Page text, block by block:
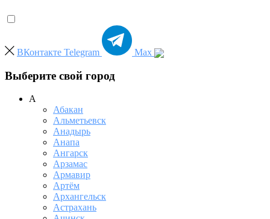
ВКонтакте Telegram Max
Выберите свой город
А
Абакан
Альметьевск
Анадырь
Анапа
Ангарск
Арзамас
Армавир
Артём
Архангельск
Астрахань